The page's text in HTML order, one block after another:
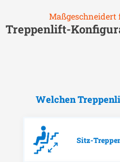
Maßgeschneidert
Treppenlift-
Welchen
Sitz-